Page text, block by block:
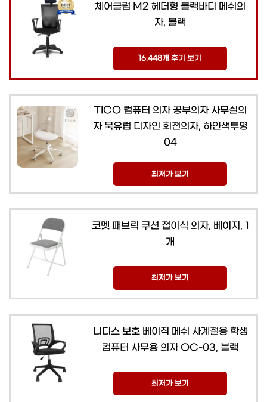
체어클럽 M2 헤더형 블랙바디 메쉬의
자, 블랙
16,448개 후기 보기
TICO 컴퓨터 의자 공부의자 사무실의
자 북유럽 디자인 회전의자, 하얀색투명
04
최저가 보기
코멧 패브릭 쿠션 접이식 의자, 베이지, 1
개
최저가 보기
니디스 보호 베이직 메쉬 사계절용 학생
컴퓨터 사무용 의자 OC-03, 블랙
최저가 보기